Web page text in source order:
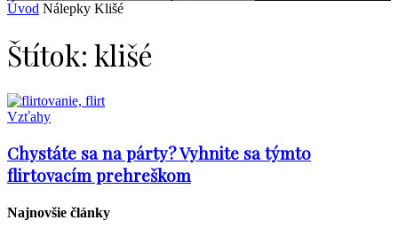
Úvod Nálepky Klišé
Štítok: klišé
Vzťahy
Chystáte sa na párty? Vyhnite sa týmto
flirtovacím prehreškom
Najnovšie články